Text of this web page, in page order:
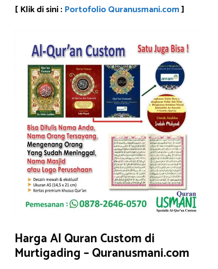
[ Klik di sini : Portofolio Quranusmani.com]
Harga Al Quran Custom di
Murtigading – Quranusmani.com